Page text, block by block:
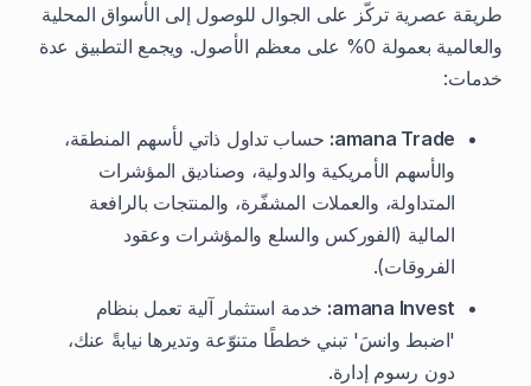
طريقة عصرية تركّز على الجوال للوصول إلى الأسواق المحلية
والعالمية بعمولة 0% على معظم الأصول. ويجمع التطبيق عدة
خدمات:
amana Trade: حساب تداول ذاتي لأسهم المنطقة،
والأسهم الأمريكية والدولية، وصناديق المؤشرات
المتداولة، والعملات المشفّرة، والمنتجات بالرافعة
المالية (الفوركس والسلع والمؤشرات وعقود
الفروقات).
amana Invest: خدمة استثمار آلية تعمل بنظام
'اضبط وانسَ' تبني خططًا متنوّعة وتديرها نيابةً عنك،
دون رسوم إدارة.